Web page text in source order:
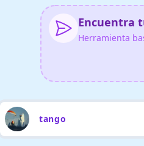
Encuentra
Herramienta
tango